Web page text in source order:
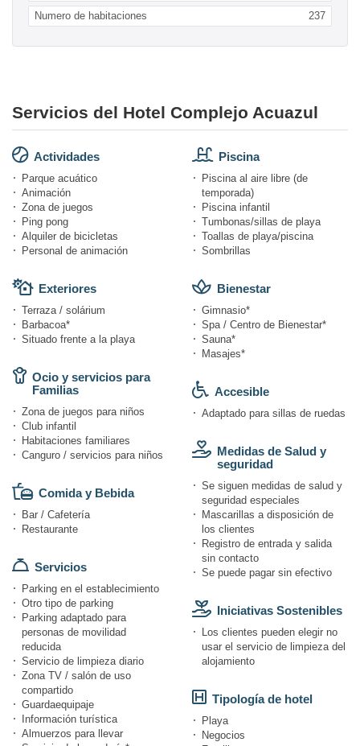
Numero de habitaciones 237
Servicios del Hotel Complejo Acuazul
Actividades
Parque acuático
Animación
Zona de juegos
Ping pong
Alquiler de bicicletas
Personal de animación
Exteriores
Terraza / solárium
Barbacoa*
Situado frente a la playa
Ocio y servicios para
Familias
Zona de juegos para niños
Club infantil
Habitaciones familiares
Canguro / servicios para niños
Comida y Bebida
Bar / Cafetería
Restaurante
Servicios
Parking en el establecimiento
Otro tipo de parking
Parking adaptado para
personas de movilidad
reducida
Servicio de limpieza diario
Zona TV / salón de uso
compartido
Guardaequipaje
Información turística
Almuerzos para llevar
Piscina
Piscina al aire libre (de
temporada)
Piscina infantil
Tumbonas/sillas de playa
Toallas de playa/piscina
Sombrillas
Bienestar
Gimnasio*
Spa / Centro de Bienestar*
Sauna*
Masajes*
Accesible
Adaptado para sillas de ruedas
Medidas de Salud y
seguridad
Se siguen medidas de salud y
seguridad especiales
Mascarillas a disposición de
los clientes
Registro de entrada y salida
sin contacto
Se puede pagar sin efectivo
Iniciativas Sostenibles
Los clientes pueden elegir no
usar el servicio de limpieza del
alojamiento
Tipología de hotel
Playa
Negocios